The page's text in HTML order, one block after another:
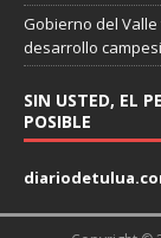
Gobierno del
desarrollo
SIN USTED, EL
POSIBLE